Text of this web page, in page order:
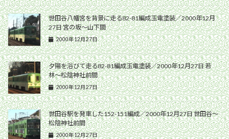
世田谷八幡宮を背景に走る82-81編成玉電塗装／2000年12月
27日 宮の坂〜山下間
2000年12月27日
夕陽を浴びて走る82-81編成玉電塗装／2000年12月27日 若
林〜松陰神社前間
2000年12月27日
世田谷駅を発車した152-151編成／2000年12月27日 世田谷〜
松陰神社前間
2000年12月27日